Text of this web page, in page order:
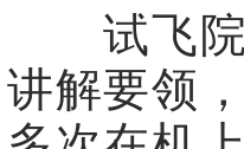
试飞院
讲解要领